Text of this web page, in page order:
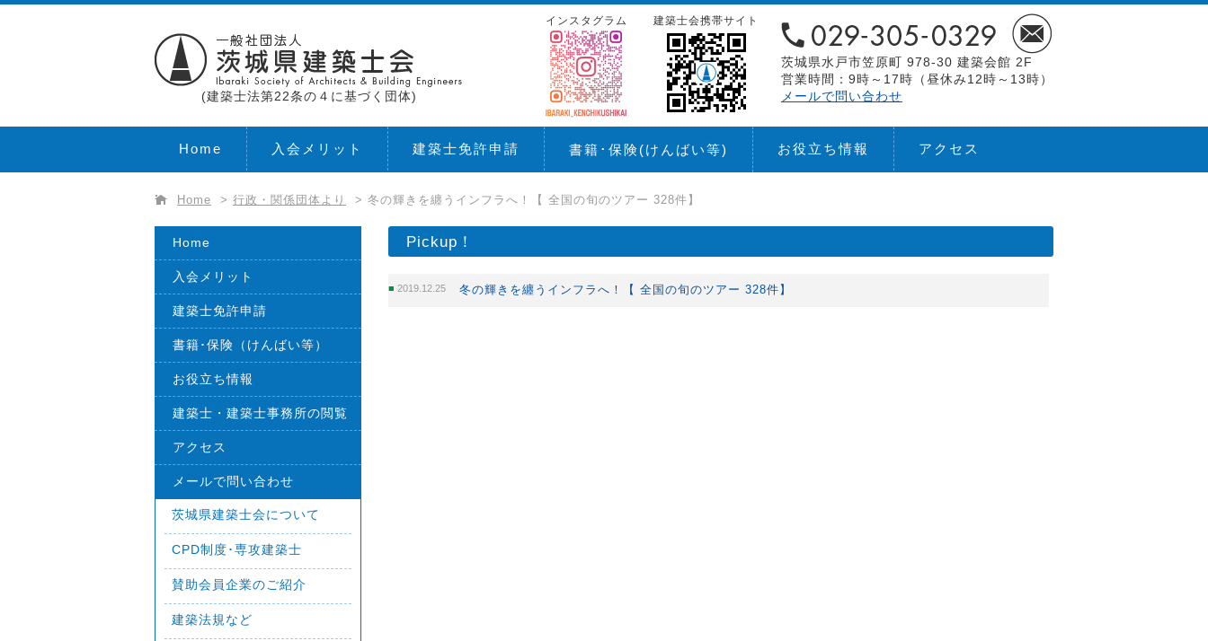
(建築士法第22条の４に基づく団体)
茨城県水戸市笠原町 978-30 建築会館 2F
営業時間：9時～17時（昼休み12時～13時）
メールで問い合わせ
建築士会携帯サイト
インスタグラム
Home 入会メリット 建築士免許申請 書籍･保険(けんばい等) お役立ち情報 アクセス
Home > 行政・関係団体より > 冬の輝きを纏うインフラへ！【 全国の旬のツアー 328件】
Pickup！
2019.12.25 冬の輝きを纏うインフラへ！【 全国の旬のツアー 328件】
Home
入会メリット
建築士免許申請
書籍･保険（けんばい等）
お役立ち情報
建築士・建築士事務所の閲覧
アクセス
メールで問い合わせ
茨城県建築士会について
CPD制度･専攻建築士
賛助会員企業のご紹介
建築法規など